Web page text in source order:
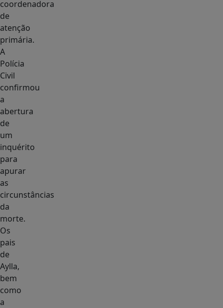
coordenadora
de
atenção
primária.
A
Polícia
Civil
confirmou
a
abertura
de
um
inquérito
para
apurar
as
circunstâncias
da
morte.
Os
pais
de
Aylla,
bem
como
a